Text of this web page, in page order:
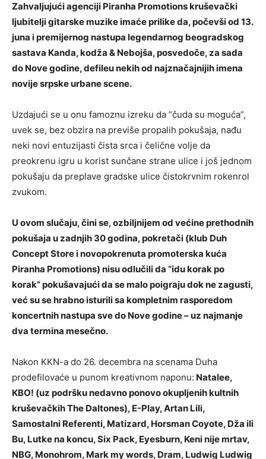
Zahvaljujući agenciji Piranha Promotions kruševački
ljubitelji gitarske muzike imaće prilike da, počevši od 13.
juna i premijernog nastupa legendarnog beogradskog
sastava Kanda, kodža & Nebojša, posvedoče, za sada
do Nove godine, defileu nekih od najznačajnijih imena
novije srpske urbane scene.
Uzdajući se u onu famoznu izreku da “čuda su moguća”,
uvek se, bez obzira na previše propalih pokušaja, nađu
neki novi entuzijasti čista srca i čelične volje da
preokrenu igru u korist sunčane strane ulice i još jednom
pokušaju da preplave gradske ulice čistokrvnim rokenrol
zvukom.
U ovom slučaju, čini se, ozbiljnijem od većine prethodnih
pokušaja u zadnjih 30 godina, pokretači (klub Duh
Concept Store i novopokrenuta promoterska kuća
Piranha Promotions) nisu odlučili da “idu korak po
korak” pokušavajući da se malo poigraju dok ne zagusti,
već su se hrabno isturili sa kompletnim rasporedom
koncertnih nastupa sve do Nove godine – uz najmanje
dva termina mesečno.
Nakon KKN-a do 26. decembra na scenama Duha
prodefilovaće u punom kreativnom naponu: Natalee,
KBO! (uz podršku nedavno ponovo okupljenih kultnih
kruševačkih The Daltones), E-Play, Artan Lili,
Samostalni Referenti, Matizard, Horsman Coyote, Dža ili
Bu, Lutke na koncu, Six Pack, Eyesburn, Keni nije mrtav,
NBG, Monohrom, Mark my words, Dram, Ludwig Ludwig